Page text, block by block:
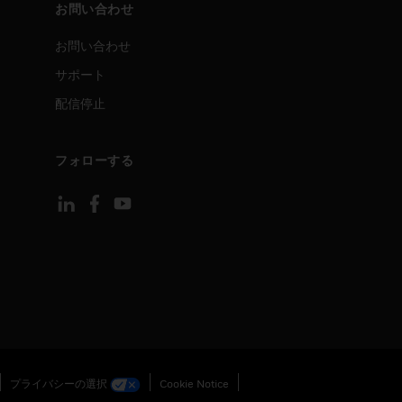
お問い合わせ
お問い合わせ
サポート
配信停止
フォローする
プライバシーの選択
Cookie Notice